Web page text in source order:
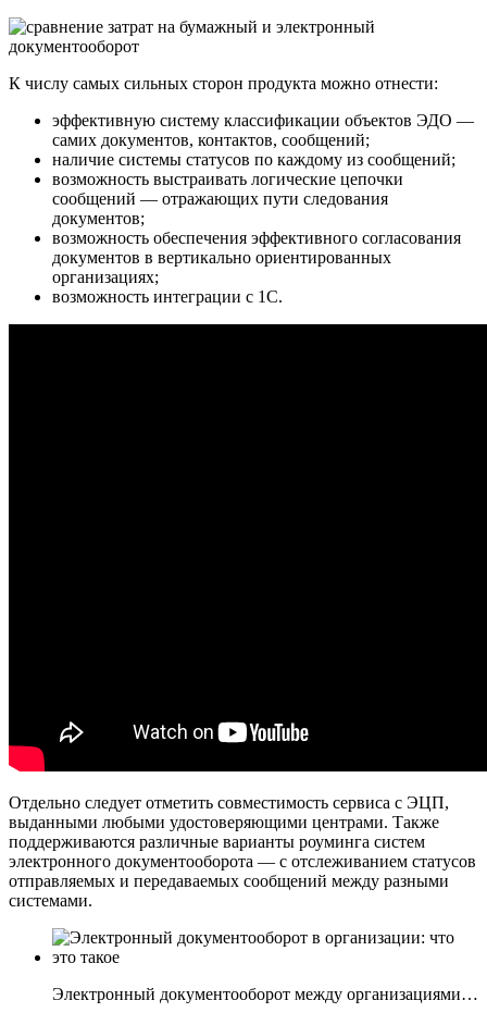
К числу самых сильных сторон продукта можно отнести:
эффективную систему классификации объектов ЭДО —
самих документов, контактов, сообщений;
наличие системы статусов по каждому из сообщений;
возможность выстраивать логические цепочки
сообщений — отражающих пути следования
документов;
возможность обеспечения эффективного согласования
документов в вертикально ориентированных
организациях;
возможность интеграции с 1С.
Отдельно следует отметить совместимость сервиса с ЭЦП,
выданными любыми удостоверяющими центрами. Также
поддерживаются различные варианты роуминга систем
электронного документооборота — с отслеживанием статусов
отправляемых и передаваемых сообщений между разными
системами.
Электронный документооборот между организациями…